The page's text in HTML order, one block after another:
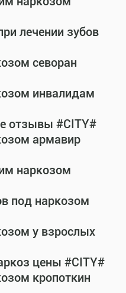
лечении зубов
севоран
инвалидам
отзывы #CITY#
армавир
наркозом
под наркозом
у взрослых
цены #CITY#
кропоткин